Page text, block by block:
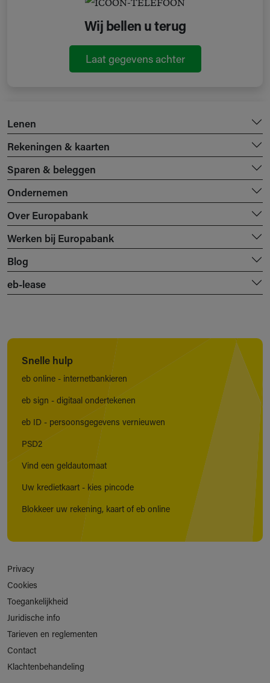
Wij bellen u terug
Laat gegevens achter
Lenen
Rekeningen & kaarten
Sparen & beleggen
Ondernemen
Over Europabank
Werken bij Europabank
Blog
eb-lease
Snelle hulp
eb online - internetbankieren
eb sign - digitaal ondertekenen
eb ID - persoonsgegevens vernieuwen
PSD2
Vind een geldautomaat
Uw kredietkaart - kies pincode
Blokkeer uw rekening, kaart of eb online
Privacy
Cookies
Toegankelijkheid
Juridische info
Tarieven en reglementen
Contact
Klachtenbehandeling